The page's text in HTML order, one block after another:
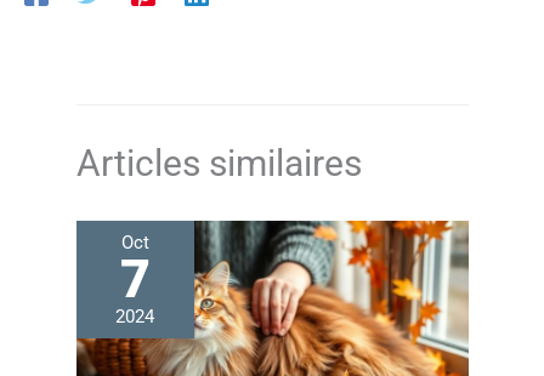
Articles similaires
Oct
7
2024